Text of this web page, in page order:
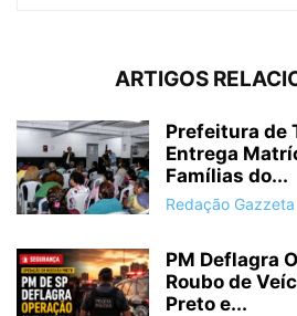
ARTIGOS
Prefeitura de
Entrega
Famílias do...
Redação
PM Deflagra
Roubo de
Preto e...